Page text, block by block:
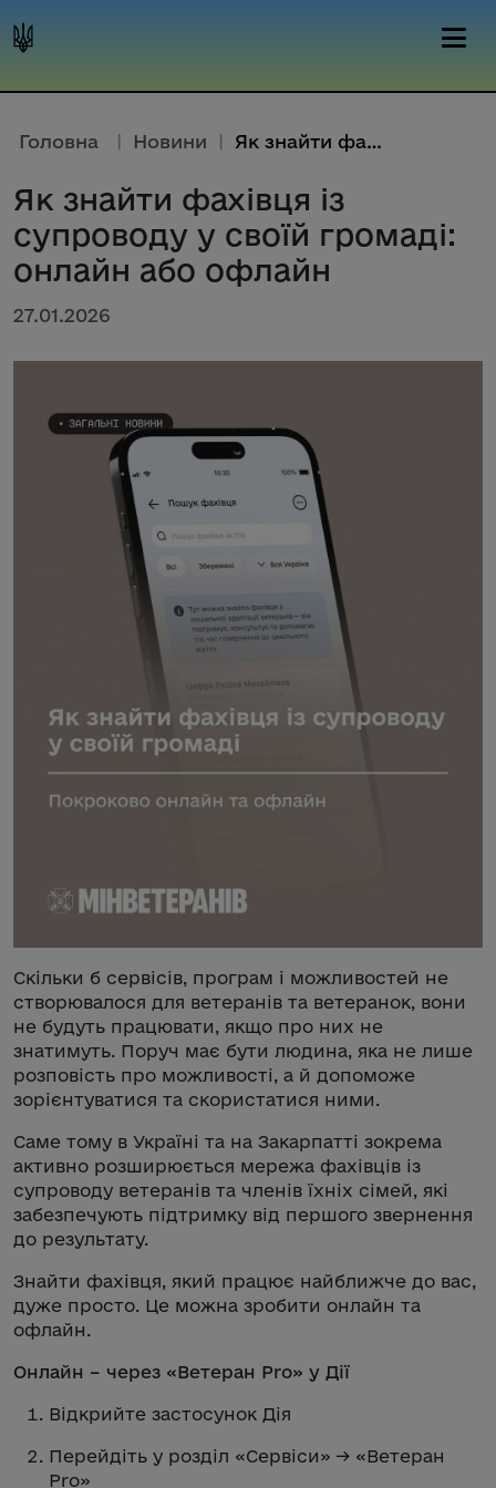
Головна | Новини | Як знайти фахівця із супроводу...
Як знайти фахівця із
супроводу у своїй громаді:
онлайн або офлайн
27.01.2026
Скільки б сервісів, програм і можливостей не
створювалося для ветеранів та ветеранок, вони
не будуть працювати, якщо про них не
знатимуть. Поруч має бути людина, яка не лише
розповість про можливості, а й допоможе
зорієнтуватися та скористатися ними.
Саме тому в Україні та на Закарпатті зокрема
активно розширюється мережа фахівців із
супроводу ветеранів та членів їхніх сімей, які
забезпечують підтримку від першого звернення
до результату.
Знайти фахівця, який працює найближче до вас,
дуже просто. Це можна зробити онлайн та
офлайн.
Онлайн – через «Ветеран Pro» у Дії
Відкрийте застосунок Дія
Перейдіть у розділ «Сервіси» → «Ветеран
Pro»